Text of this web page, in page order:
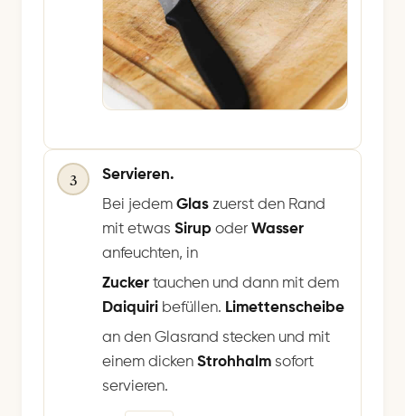
3
Servieren.
Bei jedem Glas zuerst den Rand
mit etwas Sirup oder Wasser
anfeuchten, in
Zucker tauchen und dann mit dem
Daiquiri befüllen. Limettenscheibe
an den Glasrand stecken und mit
einem dicken Strohhalm sofort
servieren.